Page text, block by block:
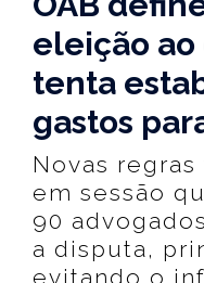
eleição
tenta
gastos
Novas
em sessão
90
a disputa,
evitando o